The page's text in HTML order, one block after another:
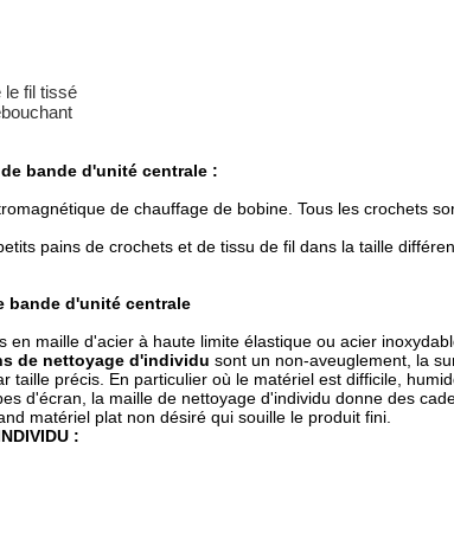
le fil tissé
bande d'unité centrale :
de chauffage de bobine. Tous les crochets
pains de crochets et de tissu de fil dans la taille
bande d'unité centrale
en maille d'acier à haute limite élastique ou acier
de nettoyage d'individu sont un non-aveuglement, la
taille précis. En particulier où le matériel est difficile,
d'écran, la maille de nettoyage d'individu donne des
matériel plat non désiré qui souille le produit fini.
: